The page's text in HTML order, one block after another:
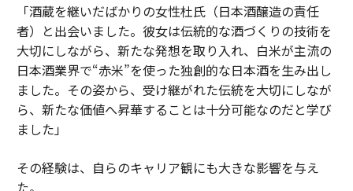
「酒蔵を継いだばかりの女性杜氏（日本酒醸造の責任
者）と出会いました。彼女は伝統的な酒づくりの技術を
大切にしながら、新たな発想を取り入れ、白米が主流の
日本酒業界で“赤米”を使った独創的な日本酒を生み出し
ました。その姿から、受け継がれた伝統を大切にしなが
ら、新たな価値へ昇華することは十分可能なのだと学び
ました」
その経験は、自らのキャリア観にも大きな影響を与え
た。